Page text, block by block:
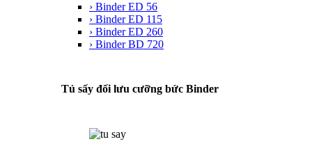
› Binder ED 56
› Binder ED 115
› Binder ED 260
› Binder BD 720
Tủ sấy đối lưu cưỡng bức Binder